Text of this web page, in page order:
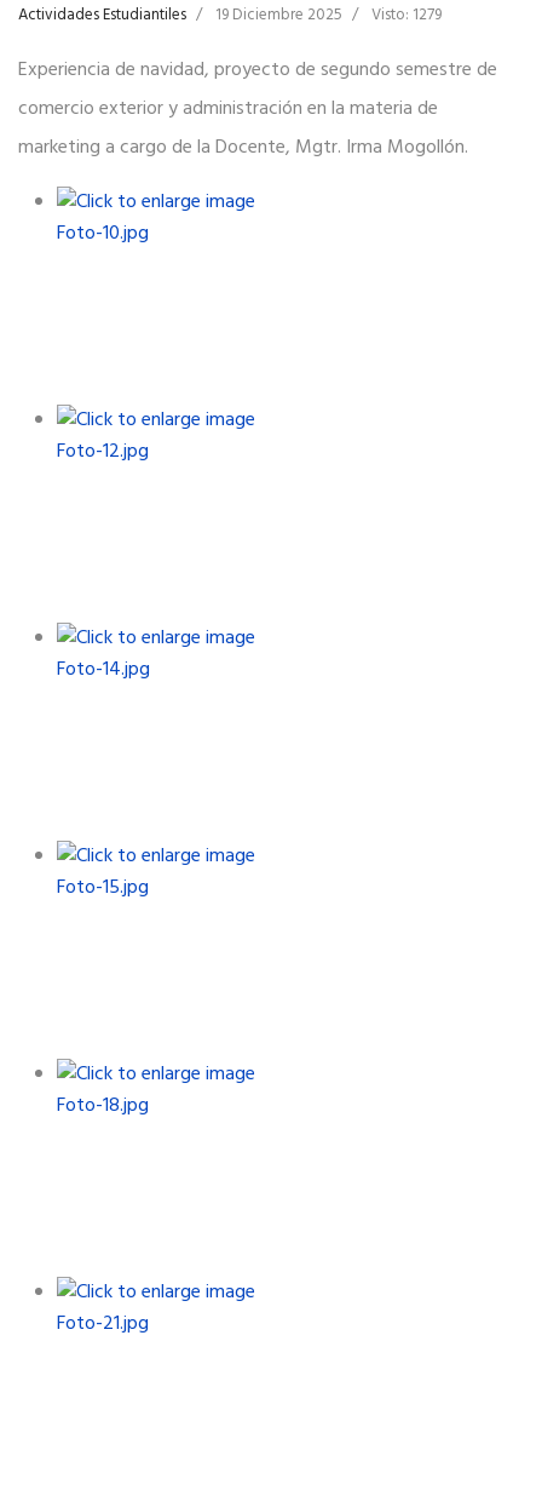
Actividades Estudiantiles 19 Diciembre 2025 Visto: 1279
Experiencia de navidad, proyecto de segundo semestre de
comercio exterior y administración en la materia de
marketing a cargo de la Docente, Mgtr. Irma Mogollón.